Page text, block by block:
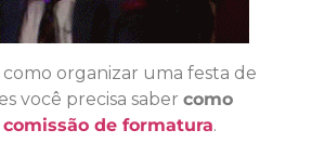
organizar uma festa de
você precisa saber como
comissão de formatura.